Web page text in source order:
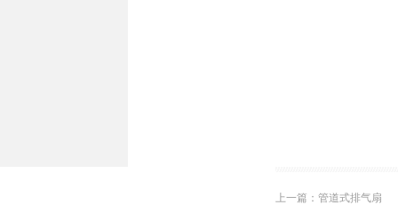
上一篇：​ 管道式排气扇